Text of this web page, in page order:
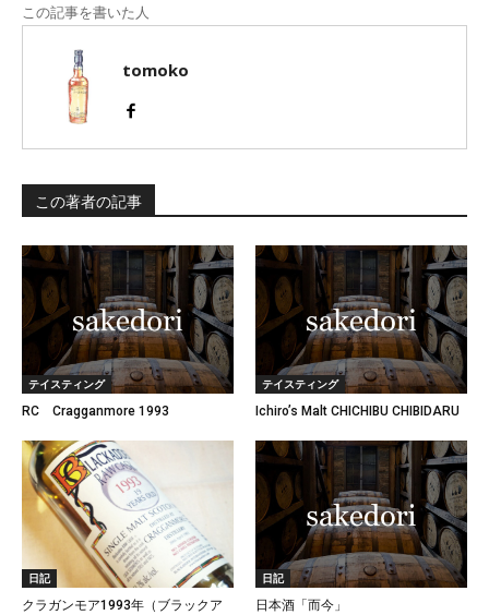
この記事を書いた人
tomoko
この著者の記事
テイスティング
RC Cragganmore 1993
テイスティング
Ichiro’s Malt CHICHIBU CHIBIDARU
日記
クラガンモア1993年（ブラックア
日記
日本酒「而今」